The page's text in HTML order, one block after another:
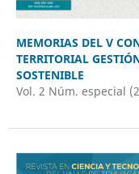
MEMORIAS DEL V
TERRITORIAL
SOSTENIBLE
Vol. 2 Núm. especial